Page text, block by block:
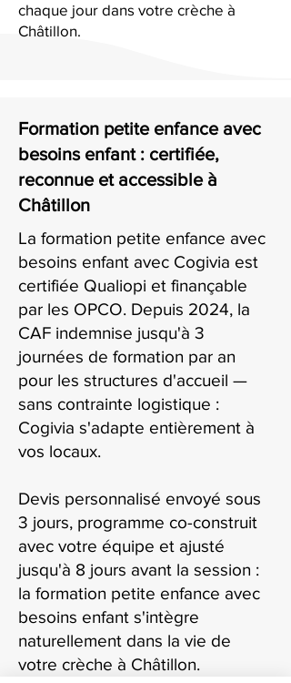
chaque jour dans votre crèche à
Châtillon.
Formation petite enfance avec
besoins enfant : certifiée,
reconnue et accessible à
Châtillon
La formation petite enfance avec
besoins enfant avec Cogivia est
certifiée Qualiopi et finançable
par les OPCO. Depuis 2024, la
CAF indemnise jusqu'à 3
journées de formation par an
pour les structures d'accueil —
sans contrainte logistique :
Cogivia s'adapte entièrement à
vos locaux.
Devis personnalisé envoyé sous
3 jours, programme co-construit
avec votre équipe et ajusté
jusqu'à 8 jours avant la session :
la formation petite enfance avec
besoins enfant s'intègre
naturellement dans la vie de
votre crèche à Châtillon.